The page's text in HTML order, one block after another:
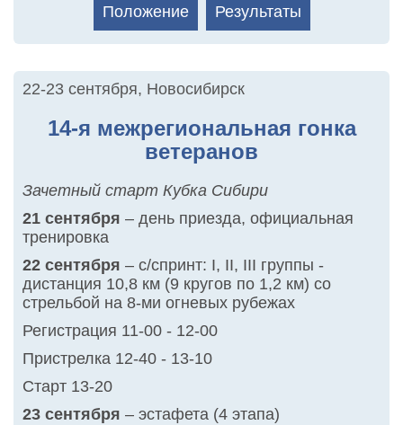
Положение Результаты
22-23 сентября, Новосибирск
14-я межрегиональная гонка
ветеранов
Зачетный старт Кубка Сибири
21 сентября – день приезда, официальная
тренировка
22 сентября – с/спринт: I, II, III группы -
дистанция 10,8 км (9 кругов по 1,2 км) со
стрельбой на 8-ми огневых рубежах
Регистрация 11-00 - 12-00
Пристрелка 12-40 - 13-10
Старт 13-20
23 сентября – эстафета (4 этапа)